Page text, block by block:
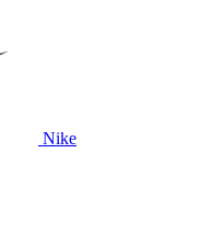
Nike